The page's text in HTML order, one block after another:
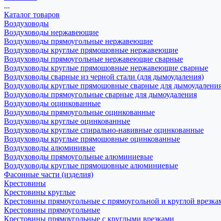
...
Каталог товаров
Воздуховоды
Воздуховоды нержавеющие
Воздуховоды прямоугольные нержавеющие
Воздуховоды круглые прямошовные нержавеющие
Воздуховоды прямоугольные нержавеющие сварные
Воздуховоды круглые прямошовные нержавеющие сварные
Воздуховоды сварные из черной стали (для дымоудаления)
Воздуховоды круглые прямошовные сварные для
Воздуховоды прямоугольные сварные для дымоудаления
Воздуховоды оцинкованные
Воздуховоды прямоугольные оцинкованные
Воздуховоды круглые оцинкованные
Воздуховоды круглые спирально-навивные оцинкованные
Воздуховоды круглые прямошовные оцинкованные
Воздуховоды алюминивые
Воздуховоды прямоугольные алюминиевые
Воздуховоды круглые прямошовные алюминиевые
Фасонные части (изделия)
Крестовины
Крестовины круглые
Крестовины прямоугольные с прямоугольной и круглой
Крестовины прямоугольные
Крестовины прямоугольные с круглыми врезками